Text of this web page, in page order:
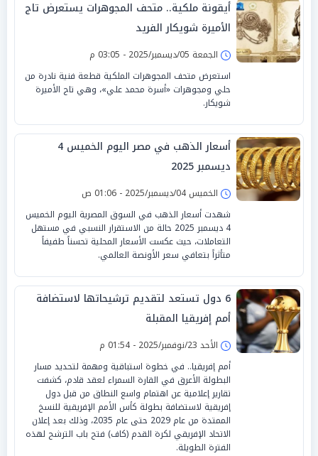
أيقونة ملكية.. متحف المجوهرات يستعرض تاج
الأميرة شويكار الفريد
الجمعة 05/ديسمبر/2025 - 03:05 م
استعرض متحف المجوهرات الملكية قطعة فنية نادرة من
حلي ومجوهرات «أسرة محمد علي»، وهي تاج الأميرة
شويكار.
أسعار الذهب في مصر اليوم الخميس 4
ديسمبر 2025
الخميس 04/ديسمبر/2025 - 01:06 ص
شهدت أسعار الذهب في السوق المصرية اليوم الخميس
4 ديسمبر 2025 حالة من الاستقرار النسبي في مستهل
التعاملات، حيث عكست الأسعار المحلية تحسناً طفيفاً
متأثراً بتعافي سعر الأونصة العالمي.
6 دول تستعد لتقديم ترشيحاتها لاستضافة
أمم إفريقيا المقبلة
الأحد 23/نوفمبر/2025 - 01:54 م
أمم إفريقيا.. في خطوة استباقية ومهمة لتحديد مسار
البطولة الأعرق في القارة السمراء لعقد قادم، كشفت
تقارير إعلامية عن اهتمام واسع النطاق من قبل دول
إفريقية لاستضافة بطولة كأس الأمم الإفريقية للنسخ
الممتدة من عام 2029 حتى عام 2035، وذلك بعد إعلان
الاتحاد الإفريقي لكرة القدم (كاف) فتح باب الترشح لهذه
الفترة الطويلة.